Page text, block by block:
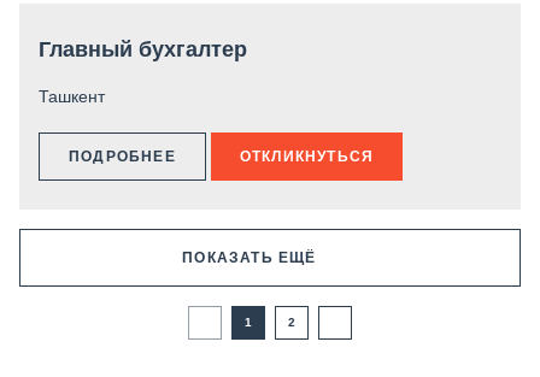
Главный бухгалтер
Ташкент
ПОДРОБНЕЕ ОТКЛИКНУТЬСЯ
ПОКАЗАТЬ ЕЩЁ
1 2